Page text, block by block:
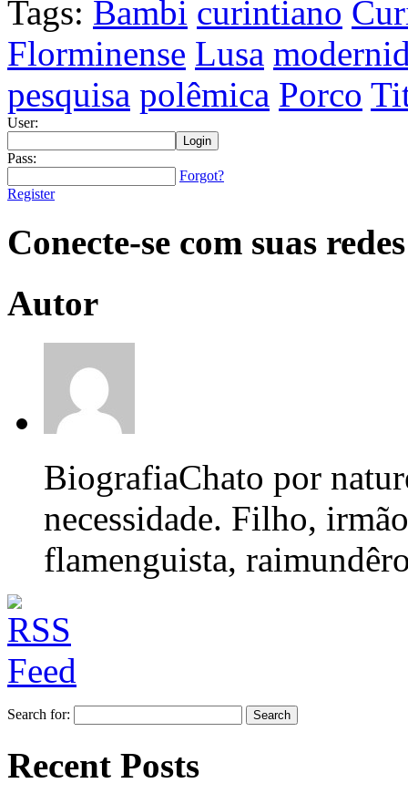
Tags: Bambi curintiano
Florminense Lusa
pesquisa polêmica Porco
User:
Pass:
Forgot?
Register
Conecte-se com suas redes
Autor
BiografiaChato por
necessidade. Filho,
flamenguista,
Search for:
Recent Posts